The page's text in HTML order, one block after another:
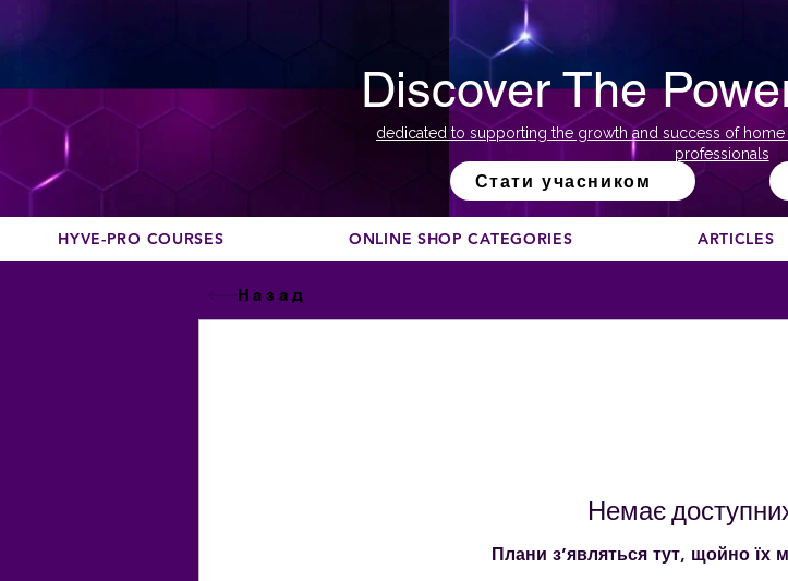
Discover The
dedicated to supporting the growth and success of
professionals
Стати учасником
HYVE-PRO COURSES ONLINE SHOP CATEGORIES ARTICLES
Назад
Немає
Плани з’являться тут, щойно їх